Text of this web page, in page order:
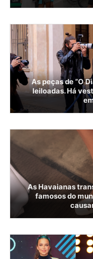
As peças de “O
leiloadas. Há
As Havaianas
famosos do